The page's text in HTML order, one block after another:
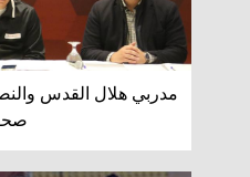
مدربي هلال القدس